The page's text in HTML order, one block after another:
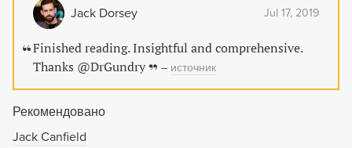
Jack Dorsey Jul 17, 2019
Finished reading. Insightful and comprehensive.
Thanks ⁦@DrGundry⁩
– источник
Рекомендовано
Jack Canfield